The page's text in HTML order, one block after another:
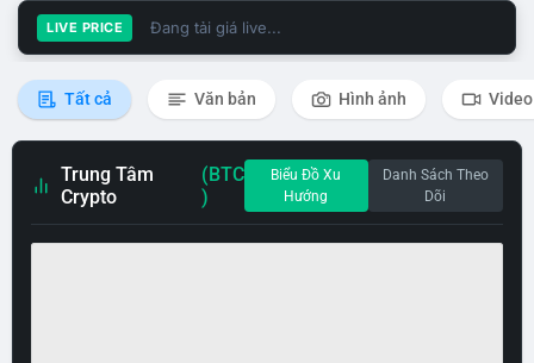
LIVE PRICE Đang tải giá live...
Tất cả Văn bản Hình ảnh Video
Trung Tâm
Crypto
(BTC
)
Biểu Đồ Xu
Hướng
Danh Sách Theo
Dõi